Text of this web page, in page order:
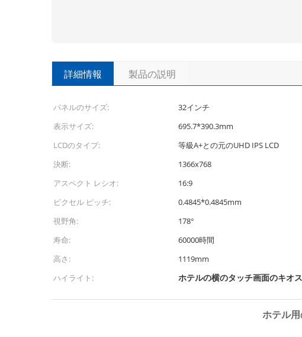
詳細情報 製品の説明
パネルのサイズ: 32インチ
表示サイズ:
695.7*390.3mm
LCDのタイプ:
等級A+との元のUHD IPS LCD
決断:
1366x768
アスペクト レシオ:
16:9
ピクセル ピッチ:
0.4845*0.4845mm
視野角:
178°
寿命:
60000時間
高さ:
1119mm
ハイライト:
ホテルの横のタッチ画面のキオ
ホテル